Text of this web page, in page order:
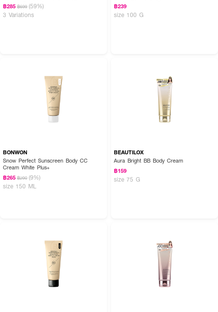
ทาทั่วร่างกาย กันแดดพร้อมปรับสิวได้ทันที ไม่เหนอะหนะ กันน้ำกันเหงื่อและซึมทันที
ไม่ติดขน ใช้เป็นประจำทุกวัน ผิวกระจ่างใสขึ้นอย่างเห็นได้ชัด
฿285 ฿699 (59%)
3 Variations
฿239
size 100 G
BONWON
Snow Perfect Sunscreen Body CC
Cream White Plus+
฿265 ฿290 (9%)
size 150 ML
BEAUTILOX
Aura Bright BB Body Cream
฿159
size 75 G